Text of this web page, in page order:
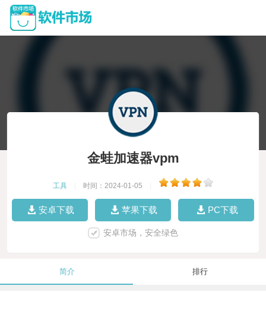
金蛙加速器vpm
工具 时间：2024-01-05
安卓下载 苹果下载 PC下载
安卓市场，安全绿色
简介 排行